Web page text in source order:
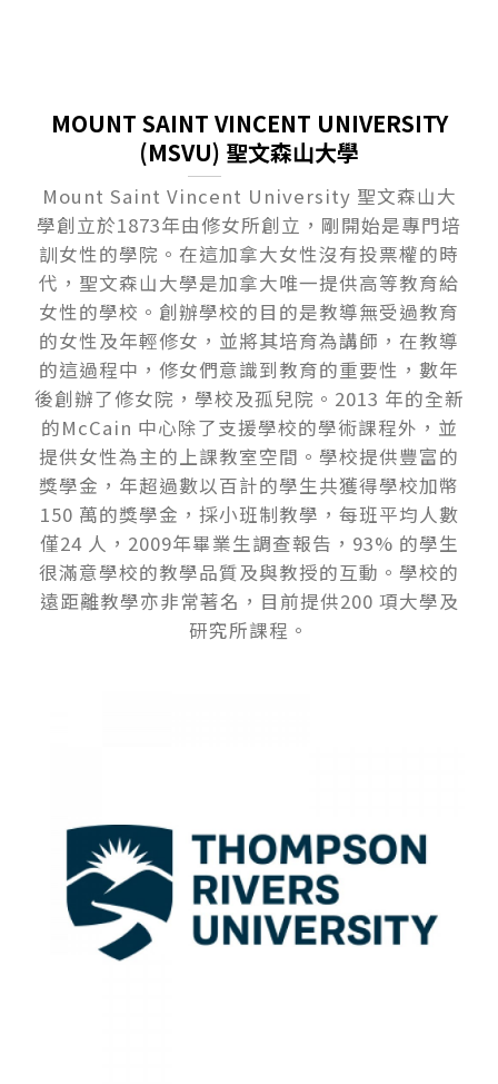
MOUNT SAINT VINCENT UNIVERSITY
(MSVU) 聖文森山大學
Mount Saint Vincent University 聖文森山大
學創立於1873年由修女所創立，剛開始是專門培
訓女性的學院。在這加拿大女性沒有投票權的時
代，聖文森山大學是加拿大唯一提供高等教育給
女性的學校。創辦學校的目的是教導無受過教育
的女性及年輕修女，並將其培育為講師，在教導
的這過程中，修女們意識到教育的重要性，數年
後創辦了修女院，學校及孤兒院。2013 年的全新
的McCain 中心除了支援學校的學術課程外，並
提供女性為主的上課教室空間。學校提供豐富的
獎學金，年超過數以百計的學生共獲得學校加幣
150 萬的獎學金，採小班制教學，每班平均人數
僅24 人，2009年畢業生調查報告，93% 的學生
很滿意學校的教學品質及與教授的互動。學校的
遠距離教學亦非常著名，目前提供200 項大學及
研究所課程。